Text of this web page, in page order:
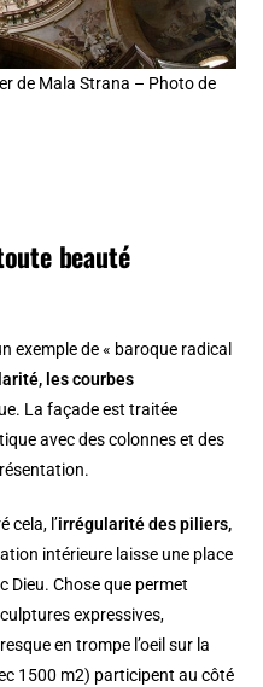
de Mala Strana – Photo de
beauté
exemple de « baroque radical
les courbes
La façade est traitée
avec des colonnes et des
cela, l’irrégularité des piliers,
intérieure laisse une place
Dieu. Chose que permet
expressives,
en trompe l’oeil sur la
1500 m2) participent au côté